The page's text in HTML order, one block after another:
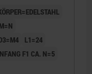
L1=24
F1 CA. N=5